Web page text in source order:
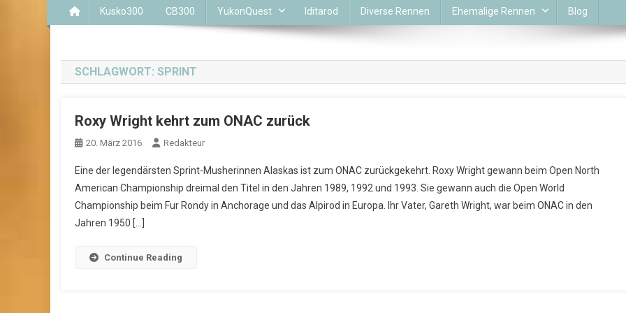
Kusko300 CB300 YukonQuest Iditarod Diverse Rennen Ehemalige Rennen Blog
SCHLAGWORT: SPRINT
Roxy Wright kehrt zum ONAC zurück
20. März 2016 Redakteur
Eine der legendärsten Sprint-Musherinnen Alaskas ist zum ONAC zurückgekehrt. Roxy Wright gewann beim Open North
American Championship dreimal den Titel in den Jahren 1989, 1992 und 1993. Sie gewann auch die Open World
Championship beim Fur Rondy in Anchorage und das Alpirod in Europa. Ihr Vater, Gareth Wright, war beim ONAC in den
Jahren 1950 […]
Continue Reading